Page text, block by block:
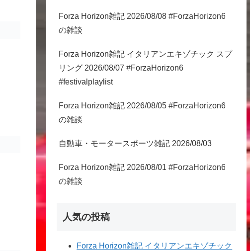
Forza Horizon雑記 2026/08/08 #ForzaHorizon6
の雑談
Forza Horizon雑記 イタリアンエキゾチック スプ
リング 2026/08/07 #ForzaHorizon6
#festivalplaylist
Forza Horizon雑記 2026/08/05 #ForzaHorizon6
の雑談
自動車・モータースポーツ雑記 2026/08/03
Forza Horizon雑記 2026/08/01 #ForzaHorizon6
の雑談
人気の投稿
Forza Horizon雑記 イタリアンエキゾチック